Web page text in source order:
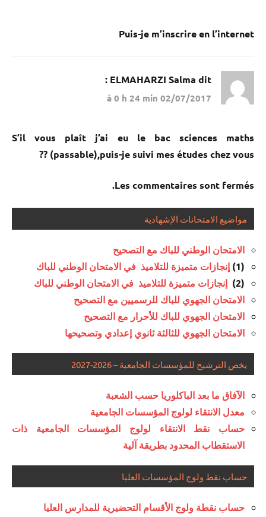
Puis-je m’inscrire en l’internet
ELMAHARZI Salma dit :
02/07/2017 à 0 h 24 min
S’il vous plaît j’ai eu le bac sciences maths
(passable),puis-je suivi mes études chez vous ??
Les commentaires sont fermés.
مواضيع الامتحانات الإشهادية
الامتحان الوطني للباك مع التصحيح
(1)
إنجازات متميزة للتلاميذ في الامتحان الوطني للباك
(2)
إنجازات متميزة للتلاميذ في الامتحان الوطني للباك
الامتحان الجهوي للباك للرسميين مع التصحيح
الامتحان الجهوي للباك للأحرار مع التصحيح
الامتحان الجهوي للثالثة ثانوي إعدادي وتصحيحها
يخص الترشيح للمؤسسات الجامعية – 2026-2027
الآفاق ما بعد الباكلوريا حسب الشعبة
معدل الانتقاء لولوج المؤسسات الجامعية
حساب نقط الانتقاء لولوج المؤسسات الجامعية ذات
الاستقطاب المحدود بطريقة آلية
حساب نقط ولوج المؤسسات العليا
حساب نقطة ولوج الأقسام التحضيرية للمدارس العليا